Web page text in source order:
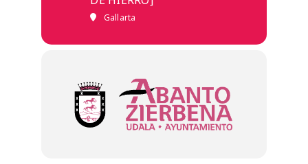
Gallarta